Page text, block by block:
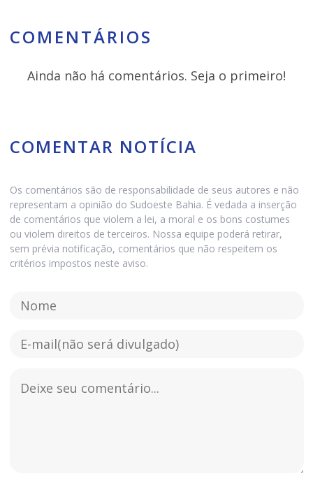
COMENTÁRIOS
Ainda não há comentários. Seja o primeiro!
COMENTAR NOTÍCIA
Os comentários são de responsabilidade de seus autores e não
representam a opinião do Sudoeste Bahia. É vedada a inserção
de comentários que violem a lei, a moral e os bons costumes
ou violem direitos de terceiros. Nossa equipe poderá retirar,
sem prévia notificação, comentários que não respeitem os
critérios impostos neste aviso.